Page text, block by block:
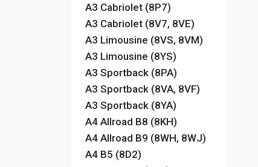
A3 Cabriolet (8P7)
A3 Cabriolet (8V7, 8VE)
A3 Limousine (8VS, 8VM)
A3 Limousine (8YS)
A3 Sportback (8PA)
A3 Sportback (8VA, 8VF)
A3 Sportback (8YA)
A4 Allroad B8 (8KH)
A4 Allroad B9 (8WH, 8WJ)
A4 B5 (8D2)